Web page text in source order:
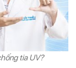
tia UV?